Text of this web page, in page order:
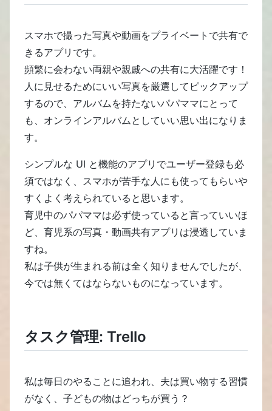
スマホで撮った写真や動画をプライベートで共有で
きるアプリです。
頻繁に会わない両親や親戚への共有に大活躍です！
人に見せるためにいい写真を厳選してピックアップ
するので、アルバムを持たないパパママにとって
も、オンラインアルバムとしていい思い出になりま
す。
シンプルな UI と機能のアプリでユーザー登録も必
須ではなく、スマホが苦手な人にも使ってもらいや
すくよく考えられていると思います。
育児中のパパママは必ず使っていると言っていいほ
ど、育児系の写真・動画共有アプリは浸透していま
すね。
私は子供が生まれる前は全く知りませんでしたが、
今では無くてはならないものになっています。
タスク管理: Trello
私は毎日のやることに追われ、夫は買い物する習慣
がなく、子どもの物はどっちが買う？